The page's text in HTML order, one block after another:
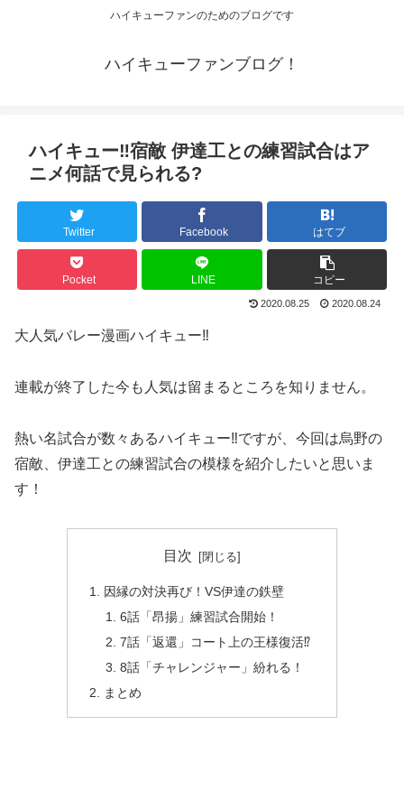
ハイキューファンのためのブログです
ハイキューファンブログ！
ハイキュー‼宿敵 伊達工との練習試合はア
ニメ何話で見られる?
Twitter Facebook はてブ
Pocket LINE コピー
2020.08.25 2020.08.24
大人気バレー漫画ハイキュー‼
連載が終了した今も人気は留まるところを知りません。
熱い名試合が数々あるハイキュー‼ですが、今回は烏野の
宿敵、伊達工との練習試合の模様を紹介したいと思いま
す！
目次
因縁の対決再び！VS伊達の鉄壁
6話「昂揚」練習試合開始！
7話「返還」コート上の王様復活⁉
8話「チャレンジャー」紛れる！
まとめ